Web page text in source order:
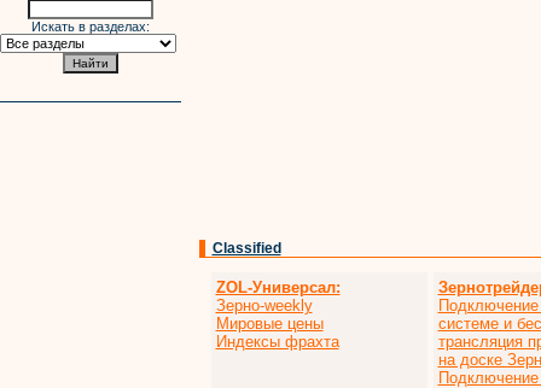
Искать в разделах:
Classified
ZOL-Универсал:
Зерно-weekly
Мировые цены
Индексы фрахта
Подключение
системе и
трансляция
на доске